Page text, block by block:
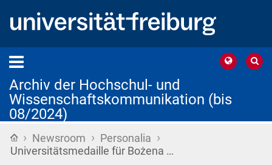
Archiv der Hochschul- und
Wissenschaftskommunikation (bis
08/2024)
Startseite
› Newsroom › Personalia ›
Universitätsmedaille für Bożena …